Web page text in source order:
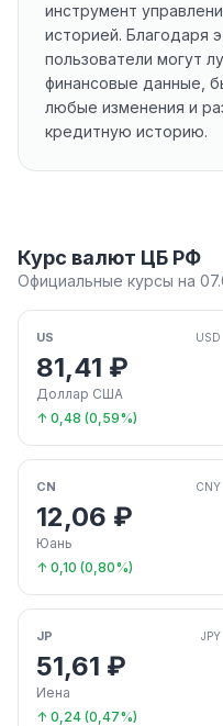
инструмент
историей. Благодаря
пользователи могут
финансовые данные,
любые изменения и
кредитную историю.
Курс валют ЦБ РФ
Официальные курсы на
US USD
81,41 ₽
Доллар США
↑ 0,48 (0,59%)
CN CNY
12,06 ₽
Юань
↑ 0,10 (0,80%)
JP JPY
51,61 ₽
Иена
↑ 0,24 (0,47%)